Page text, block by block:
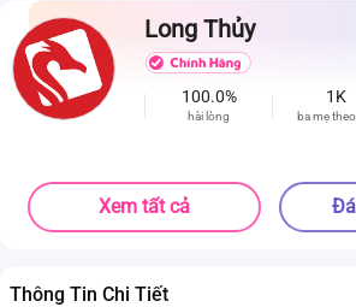
Long Thủy
100.0%
hài lòng
1K
ba mẹ
Xem tất cả
Thông Tin Chi Tiết